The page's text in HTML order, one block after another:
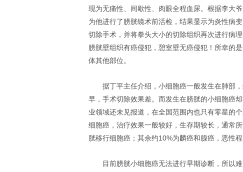
现为无痛性、间歇性、肉眼全程血尿。根据李大
为他进行了膀胱镜术前活检，结果显示为炎性病
切除手术，并将拳头大小的切除组织再次进行病
膀胱壁组织有癌侵犯，憩室壁无癌侵犯！所幸的
体其他部位。
据丁平主任介绍，小细胞癌一般发生在肺部
早，手术切除效果差。而发生在膀胱的小细胞癌
业领域还未见报道，在全国范围内也只有零星的
细胞癌，治疗效果一般较好，生存期较长，通常
胱移行细胞癌；其余约10%为麟癌和腺癌，恶性
目前膀胱小细胞癌无法进行早期诊断，所以